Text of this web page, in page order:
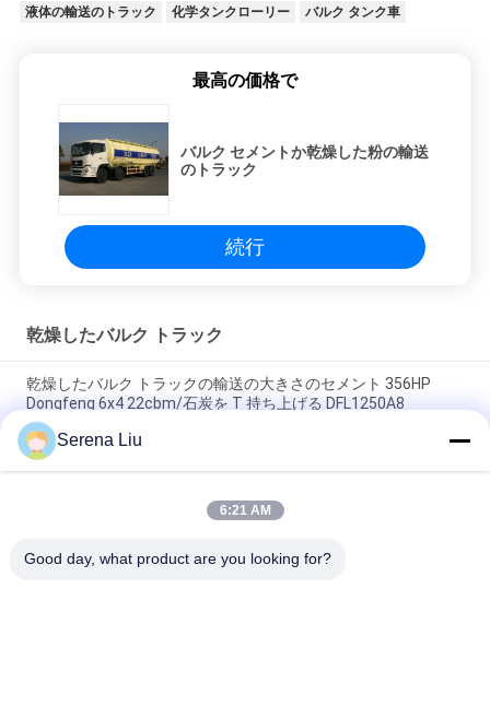
ー液体の輸送のトラック 化学タンクローリー バルク タンク車
最高の価格で
バルク セメントか乾燥した粉の輸送
のトラック
続行
乾燥したバルク トラック
乾燥したバルク トラックの輸送の大きさのセメント 356HP
Dongfeng 6x4 22cbm/石炭を T 持ち上げる DFL1250A8
8x4 はセメントの輸送 27cbm の乾燥混合された粉のトラックの
ためのバルク タンクを乾燥します
Dongfeng 6x4 22cbm はバルク トラック/タルカム パウダー、
Serena Liu
6:21 AM
Good day, what product are you looking for?